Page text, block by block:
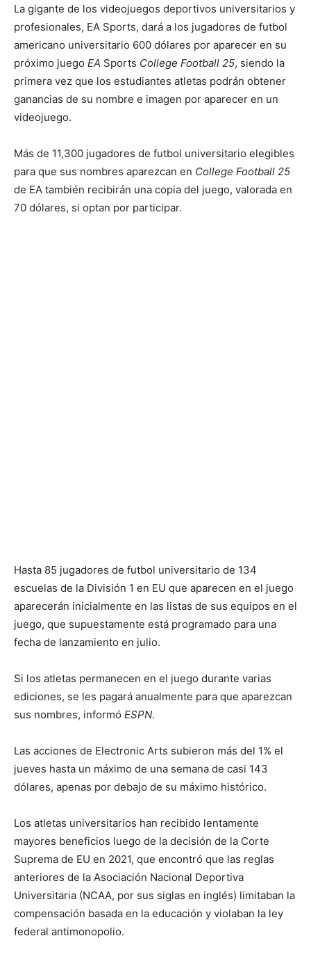
La gigante de los videojuegos deportivos universitarios y
profesionales, EA Sports, dará a los jugadores de futbol
americano universitario 600 dólares por aparecer en su
próximo juego EA Sports College Football 25, siendo la
primera vez que los estudiantes atletas podrán obtener
ganancias de su nombre e imagen por aparecer en un
videojuego.
Más de 11,300 jugadores de futbol universitario elegibles
para que sus nombres aparezcan en College Football 25
de EA también recibirán una copia del juego, valorada en
70 dólares, si optan por participar.
Hasta 85 jugadores de futbol universitario de 134
escuelas de la División 1 en EU que aparecen en el juego
aparecerán inicialmente en las listas de sus equipos en el
juego, que supuestamente está programado para una
fecha de lanzamiento en julio.
Si los atletas permanecen en el juego durante varias
ediciones, se les pagará anualmente para que aparezcan
sus nombres, informó ESPN.
Las acciones de Electronic Arts subieron más del 1% el
jueves hasta un máximo de una semana de casi 143
dólares, apenas por debajo de su máximo histórico.
Los atletas universitarios han recibido lentamente
mayores beneficios luego de la decisión de la Corte
Suprema de EU en 2021, que encontró que las reglas
anteriores de la Asociación Nacional Deportiva
Universitaria (NCAA, por sus siglas en inglés) limitaban la
compensación basada en la educación y violaban la ley
federal antimonopolio.